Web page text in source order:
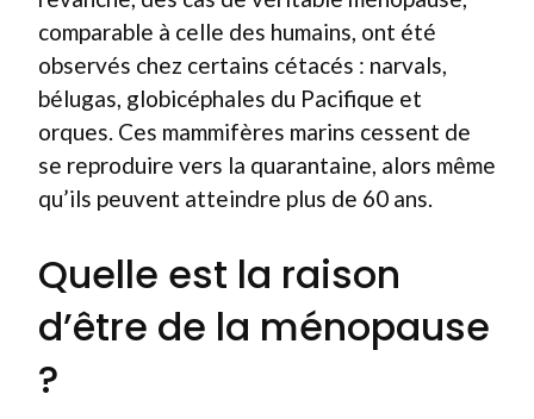
comparable à celle des humains, ont été
observés chez certains cétacés : narvals,
bélugas, globicéphales du Pacifique et
orques. Ces mammifères marins cessent de
se reproduire vers la quarantaine, alors même
qu’ils peuvent atteindre plus de 60 ans.
Quelle est la raison
d’être de la ménopause
?